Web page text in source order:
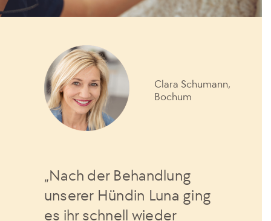
Clara Schumann,
Bochum
„Nach der Behandlung
unserer Hündin Luna ging
es ihr schnell wieder